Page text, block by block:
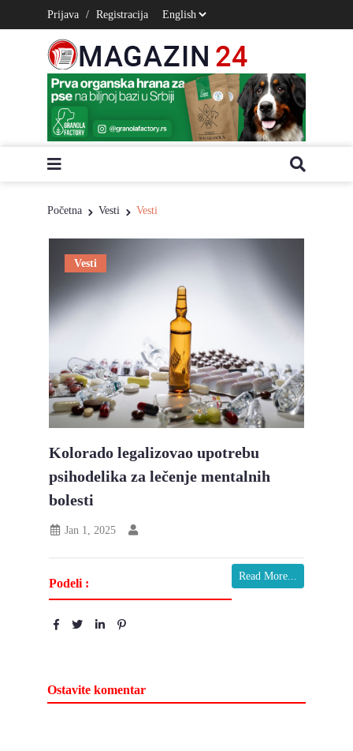
Prijava / Registracija
Početna Vesti Vesti
Vesti
Kolorado legalizovao upotrebu
psihodelika za lečenje mentalnih
bolesti
Jan 1, 2025
Read More...
Podeli :
Ostavite komentar